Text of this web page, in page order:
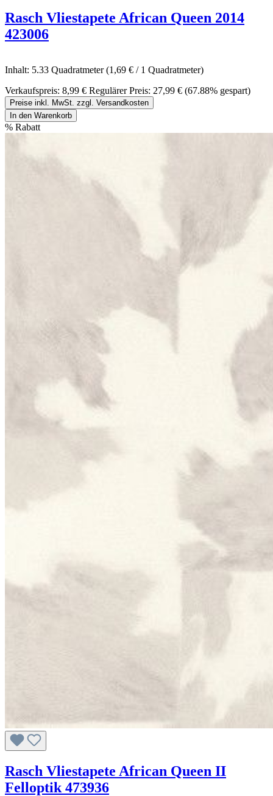
Rasch Vliestapete African Queen 2014
423006
Inhalt: 5.33 Quadratmeter(1,69 € / 1 Quadratmeter)
Verkaufspreis: 8,99 € Regulärer Preis: 27,99 € (67.88% gespart)
Preise inkl. MwSt. zzgl. Versandkosten
In den Warenkorb
% Rabatt
Rasch Vliestapete African Queen II
Felloptik 473936